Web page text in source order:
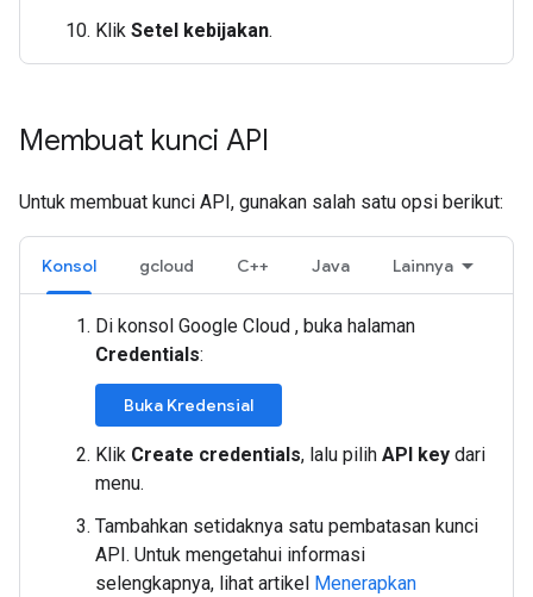
Klik Setel kebijakan.
Membuat kunci API
Untuk membuat kunci API, gunakan salah satu opsi berikut:
Konsol gcloud C++ Java Lainnya
Di konsol Google Cloud , buka halaman
Credentials:
Buka Kredensial
Klik Create credentials, lalu pilih API key dari
menu.
Tambahkan setidaknya satu pembatasan kunci
API. Untuk mengetahui informasi
selengkapnya, lihat artikel Menerapkan